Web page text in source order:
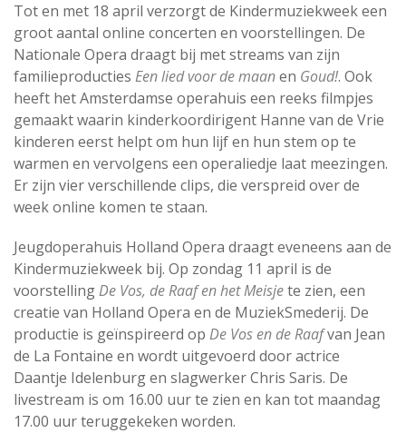
Tot en met 18 april verzorgt de Kindermuziekweek een
groot aantal online concerten en voorstellingen. De
Nationale Opera draagt bij met streams van zijn
familieproducties Een lied voor de maanen Goud!. Ook
heeft het Amsterdamse operahuis een reeks filmpjes
gemaakt waarin kinderkoordirigent Hanne van de Vrie
kinderen eerst helpt om hun lijf en hun stem op te
warmen en vervolgens een operaliedje laat meezingen.
Er zijn vier verschillende clips, die verspreid over de
week online komen te staan.
Jeugdoperahuis Holland Opera draagt eveneens aan de
Kindermuziekweek bij. Op zondag 11 april is de
voorstellingDe Vos, de Raaf en het Meisjete zien, een
creatie van Holland Opera en de MuziekSmederij. De
productie is geïnspireerd op De Vos en de Raafvan Jean
de La Fontaine en wordt uitgevoerd door actrice
Daantje Idelenburg en slagwerker Chris Saris. De
livestream is om 16.00 uur te zien en kan tot maandag
17.00 uur teruggekeken worden.